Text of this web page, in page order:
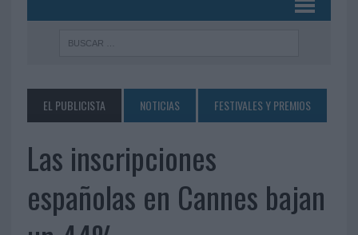
EL PUBLICISTA NOTICIAS FESTIVALES Y PREMIOS
Las inscripciones
españolas en Cannes bajan